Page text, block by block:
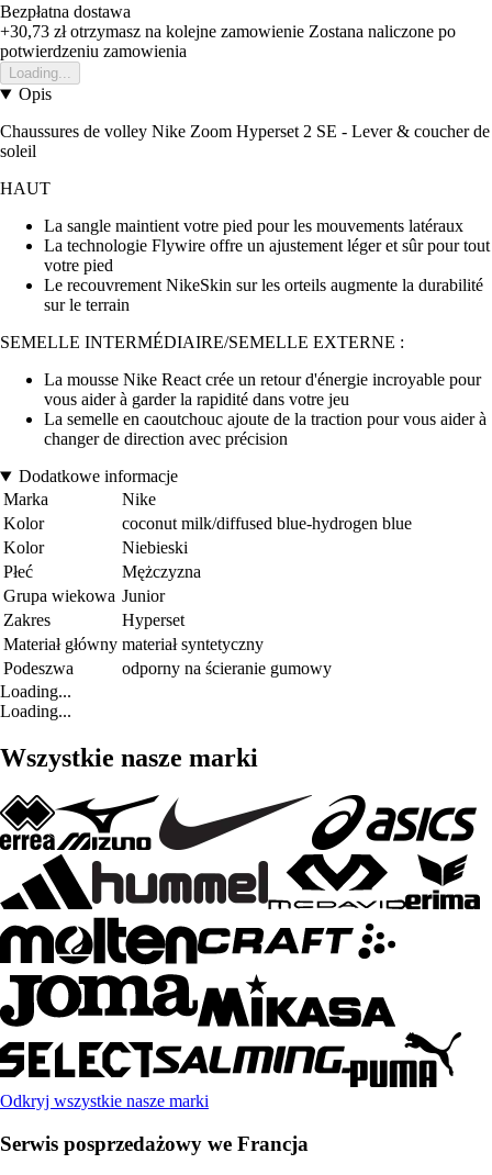
Bezpłatna dostawa
+30,73 złotrzymasz na kolejne zamowienie Zostana naliczone po
potwierdzeniu zamowienia
Loading...
Opis
Chaussures de volley Nike Zoom Hyperset 2 SE - Lever & coucher de
soleil
HAUT
La sangle maintient votre pied pour les mouvements latéraux
La technologie Flywire offre un ajustement léger et sûr pour tout
votre pied
Le recouvrement NikeSkin sur les orteils augmente la durabilité
sur le terrain
SEMELLE INTERMÉDIAIRE/SEMELLE EXTERNE :
La mousse Nike React crée un retour d'énergie incroyable pour
vous aider à garder la rapidité dans votre jeu
La semelle en caoutchouc ajoute de la traction pour vous aider à
changer de direction avec précision
Dodatkowe informacje
Marka
Nike
Kolor
coconut milk/diffused blue-hydrogen blue
Kolor
Niebieski
Płeć
Mężczyzna
Grupa wiekowa Junior
Zakres
Hyperset
Materiał główny materiał syntetyczny
Podeszwa
odporny na ścieranie gumowy
Loading...
Loading...
Wszystkie nasze marki
Odkryj wszystkie nasze marki
Serwis posprzedażowy we Francja